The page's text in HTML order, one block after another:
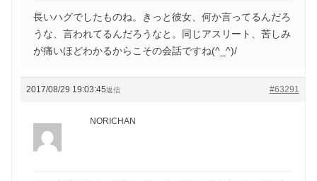
長いハグでしたものね。きっと彼女、何か言ってるんだろ
うな、言われてるんだろうなと。同じアスリート、苦しみ
が痛いほどわかるからこその会話ですね(^_^)/
2017/08/29 19:03:45 #63291
返信
NORICHAN